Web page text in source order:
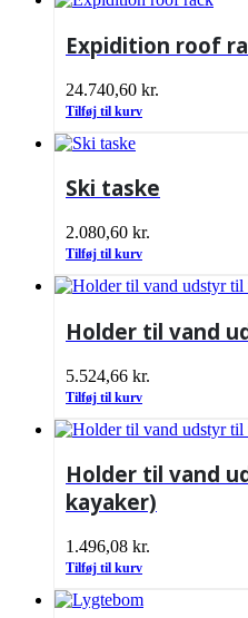
Expidition roof
24.740,60 kr.
Tilføj til kurv
Ski taske
2.080,60 kr.
Tilføj til kurv
Holder til vand
5.524,66 kr.
Tilføj til kurv
Holder til vand
kayaker)
1.496,08 kr.
Tilføj til kurv